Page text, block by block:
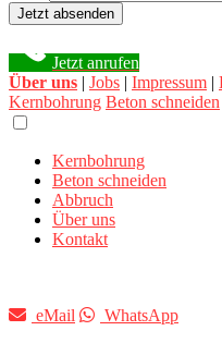
Jetzt absenden
Jetzt anrufen
Über uns | Jobs | Impressum |
Kernbohrung Beton schneiden
Kernbohrung
Beton schneiden
Abbruch
Über uns
Kontakt
eMail WhatsApp